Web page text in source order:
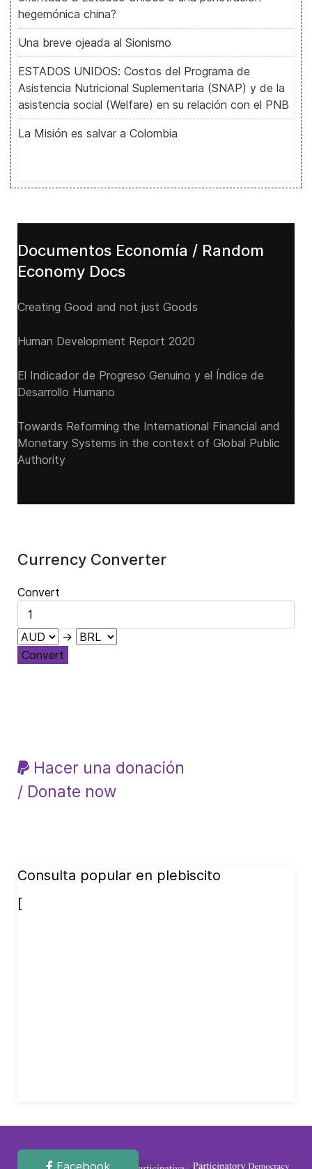
hegemónica china?
Una breve ojeada al Sionismo
ESTADOS UNIDOS: Costos del Programa de
Asistencia Nutricional Suplementaria (SNAP) y de la
asistencia social (Welfare) en su relación con el PNB
La Misión es salvar a Colombia
Documentos Economía / Random
Economy Docs
Creating Good and not just Goods
Human Development Report 2020
El Indicador de Progreso Genuino y el Índice de
Desarrollo Humano
Towards Reforming the International Financial and
Monetary Systems in the context of Global Public
Authority
Currency Converter
Convert
→
Convert
Hacer una donación
/ Donate now
Consulta popular en plebiscito
[
Facebook